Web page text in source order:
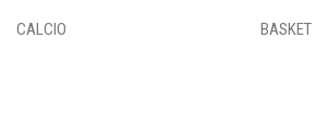
CALCIO BASKET